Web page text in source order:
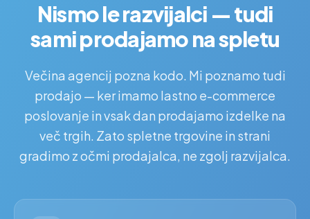
Nismo le razvijalci — tudi
sami prodajamo na spletu
Večina agencij pozna kodo. Mi poznamo tudi
prodajo — ker imamo lastno e-commerce
poslovanje in vsak dan prodajamo izdelke na
več trgih. Zato spletne trgovine in strani
gradimo z očmi prodajalca, ne zgolj razvijalca.